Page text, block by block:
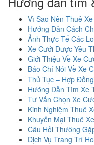
Vì Sao Nên Thuê
Hướng Dẫn Cách
Ảnh Thực Tế Các
Xe Cưới Được Yêu
Giới Thiệu Về Xe
Báo Chí Nói Về Xe
Thủ Tục – Hợp
Hướng Dẫn Tìm Xe
Tư Vấn Chọn Xe
Kinh Nghiệm Thuê
Khuyến Mại Thuê
Câu Hỏi Thường
Dịch Vụ Trang Trí